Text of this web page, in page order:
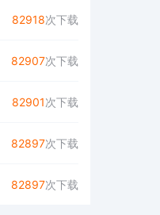
82918次下载
82907次下载
82901次下载
82897次下载
82897次下载